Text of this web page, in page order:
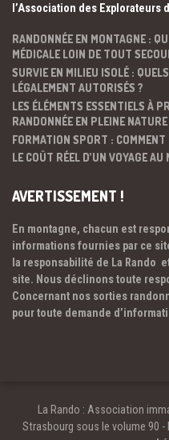
l’Association des Explorateurs
RANDONNÉE EN MONTAGNE :
MÉDICALE LOIN DE TOUT
SURVIE EN MILIEU ISOLÉ :
LÉGALEMENT AUTORISÉS ?
LES ÉLÉMENTS ESSENTIELS À
RANDONNÉE EN PLEINE NATURE
FORMATION SPORT : COMMENT
LE COÛT RÉEL D’UN VOYAGE AU
AVERTISSEMENT !
En montagne, chacun est
informations fournies par ce
la responsabilité de La Rando
site. Nous déclinons toute
Concernant nos sorties
pour toute demande
La Rando : Association
Strasbourg sous le volume 90 -